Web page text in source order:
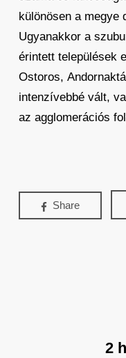
különösen a megye
Ugyanakkor a
érintett települések
Ostoros,
intenzívebbé vált,
az agglomerációs
Share
2